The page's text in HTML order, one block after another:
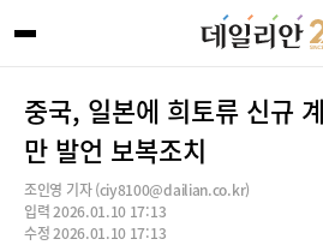
중국, 일본에 희토류 신규
만 발언 보복조치
조인영 기자 (ciy8100@dailian.co.kr)
입력 2026.01.10 17:13
수정 2026.01.10 17:13